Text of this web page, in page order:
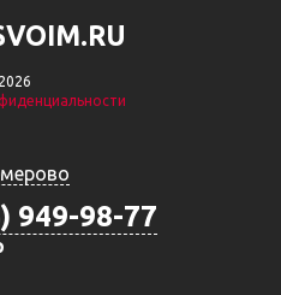
949-98-77